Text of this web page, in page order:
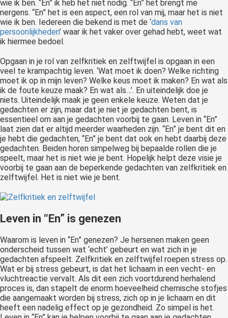
wie ik ben. “En” ik heb het niet nodig. “En” het brengt me
nergens. “En” het is een aspect, een rol van mij, maar het is niet
wie ik ben. Iedereen die bekend is met de ‘dans van
persoonlijkheden’ waar ik het vaker over gehad hebt, weet wat
ik hiermee bedoel.
Opgaan in je rol van zelfkritiek en zelftwijfel is opgaan in een
veel te krampachtig leven. ‘Wat moet ik doen? Welke richting
moet ik op in mijn leven? Welke keus moet ik maken? En wat als
ik de foute keuze maak? En wat als…’. En uiteindelijk doe je
niets. Uiteindelijk maak je geen enkele keuze. Weten dat je
gedachten er zijn, maar dat je niet je gedachten bent, is
essentieel om aan je gedachten voorbij te gaan. Leven in “En”
laat zien dat er altijd meerder waarheden zijn. “En” je bent dit en
je hebt die gedachten, “En” je bent dat ook en hebt daarbij deze
gedachten. Beiden horen simpelweg bij bepaalde rollen die je
speelt, maar het is niet wie je bent. Hopelijk helpt deze visie je
voorbij te gaan aan de beperkende gedachten van zelfkritiek en
zelftwijfel. Het is niet wie je bent.
Leven in “En” is genezen
Waarom is leven in “En” genezen? Je hersenen maken geen
onderscheid tussen wat ‘echt’ gebeurt en wat zich in je
gedachten afspeelt. Zelfkritiek en zelftwijfel roepen stress op.
Wat er bij stress gebeurt, is dat het lichaam in een vecht- en
vluchtreactie vervalt. Als dit een zich voortdurend herhalend
proces is, dan stapelt de enorm hoeveelheid chemische stofjes
die aangemaakt worden bij stress, zich op in je lichaam en dit
heeft een nadelig effect op je gezondheid. Zo simpel is het.